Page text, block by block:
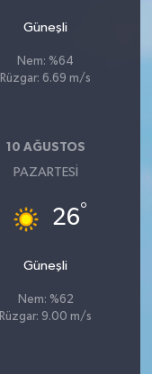
Güneşli
Nem: %64
Rüzgar: 6.69 m/s
10 AĞUSTOS
PAZARTESI
26°
Güneşli
Nem: %62
Rüzgar: 9.00 m/s